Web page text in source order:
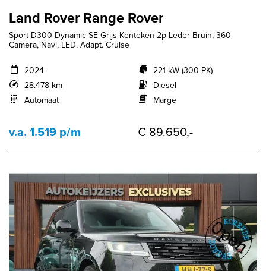
Land Rover Range Rover
Sport D300 Dynamic SE Grijs Kenteken 2p Leder Bruin, 360
Camera, Navi, LED, Adapt. Cruise
2024
28.478 km
Automaat
221 kW (300 PK)
Diesel
Marge
v.a. 1.519 p/m € 89.650,-